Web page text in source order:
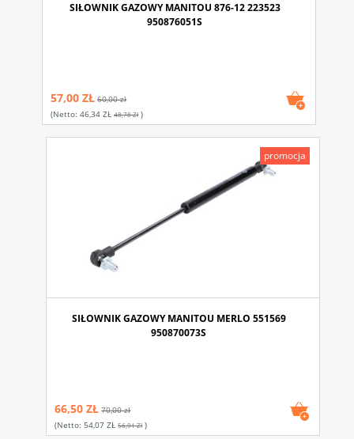
SIŁOWNIK GAZOWY MANITOU 876-12 223523
950876051S
57,00 ZŁ 60,00 zł
(netto:46,34 ZŁ 48,78 Zł)
SIŁOWNIK GAZOWY MANITOU MERLO 551569
950870073S
66,50 ZŁ 70,00 zł
(netto:54,07 ZŁ 56,91 Zł)
promocja